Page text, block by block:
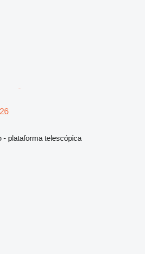
- plataforma telescópica